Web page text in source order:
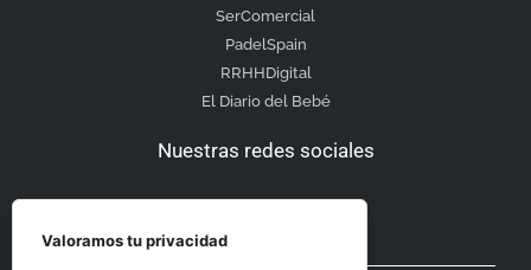
SerComercial
PadelSpain
RRHHDigital
El Diario del Bebé
Nuestras redes sociales
Valoramos tu privacidad